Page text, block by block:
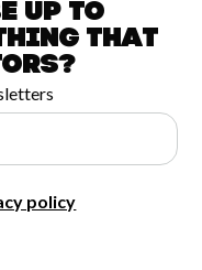
up to
that
policy